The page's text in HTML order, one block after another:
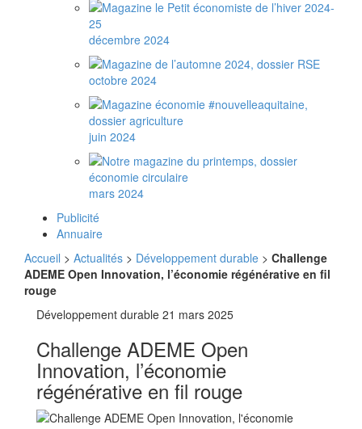
décembre 2024
octobre 2024
juin 2024
mars 2024
Publicité
Annuaire
Accueil > Actualités > Développement durable > Challenge
ADEME Open Innovation, l’économie régénérative en fil
rouge
Développement durable 21 mars 2025
Challenge ADEME Open
Innovation, l’économie
régénérative en fil rouge